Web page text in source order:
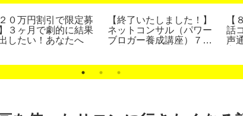
２０万円割引で限定募
３ヶ月で劇的に結果
したい！あなたへ
【終了いたしました！】
ネットコンサル（パワー
ブロガー養成講座）７４
【
話
声